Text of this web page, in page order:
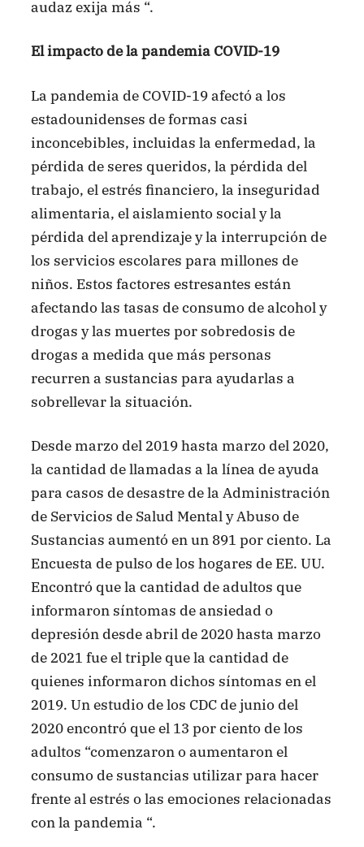
audaz exija más “.
El impacto de la pandemia COVID-19
La pandemia de COVID-19 afectó a los
estadounidenses de formas casi
inconcebibles, incluidas la enfermedad, la
pérdida de seres queridos, la pérdida del
trabajo, el estrés financiero, la inseguridad
alimentaria, el aislamiento social y la
pérdida del aprendizaje y la interrupción de
los servicios escolares para millones de
niños. Estos factores estresantes están
afectando las tasas de consumo de alcohol y
drogas y las muertes por sobredosis de
drogas a medida que más personas
recurren a sustancias para ayudarlas a
sobrellevar la situación.
Desde marzo del 2019 hasta marzo del 2020,
la cantidad de llamadas a la línea de ayuda
para casos de desastre de la Administración
de Servicios de Salud Mental y Abuso de
Sustancias aumentó en un 891 por ciento. La
Encuesta de pulso de los hogares de EE. UU.
Encontró que la cantidad de adultos que
informaron síntomas de ansiedad o
depresión desde abril de 2020 hasta marzo
de 2021 fue el triple que la cantidad de
quienes informaron dichos síntomas en el
2019. Un estudio de los CDC de junio del
2020 encontró que el 13 por ciento de los
adultos “comenzaron o aumentaron el
consumo de sustancias utilizar para hacer
frente al estrés o las emociones relacionadas
con la pandemia “.